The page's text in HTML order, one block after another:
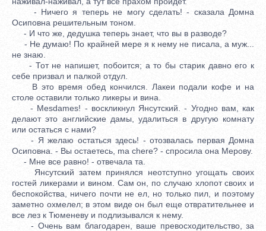
- Ничего я теперь не могу сделать! - сказала Домна
Осиповна решительным тоном.
- И что же, дедушка теперь знает, что вы в разводе?
- Не думаю! По крайней мере я к нему не писала, а муж...
не знаю.
- Тот не напишет, побоится; а то бы старик давно его к
себе призвал и палкой отдул.
В это время обед кончился. Лакеи подали кофе и на
столе оставили только ликеры и вина.
- Mesdames! - воскликнул Янсутский. - Угодно вам, как
делают это английские дамы, удалиться в другую комнату
или остаться с нами?
- Я желаю остаться здесь! - отозвалась первая Домна
Осиповна. - Вы остаетесь, ma chere? - спросила она Мерову.
- Мне все равно! - отвечала та.
Янсутский затем принялся неотступно угощать своих
гостей ликерами и вином. Сам он, по случаю хлопот своих и
беспокойства, ничего почти не ел, но только пил, и поэтому
заметно охмелел; в этом виде он был еще отвратительнее и
все лез к Тюменеву и подлизывался к нему.
- Очень вам благодарен, ваше превосходительство, за